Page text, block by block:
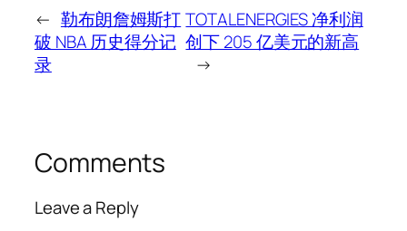
← 勒布朗詹姆斯打
破 NBA 历史得分记
录
TOTALENERGIES 净利润
创下 205 亿美元的新高
→
Comments
Leave a Reply